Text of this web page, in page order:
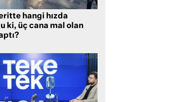
hangi hızda
ki, üç cana mal olan